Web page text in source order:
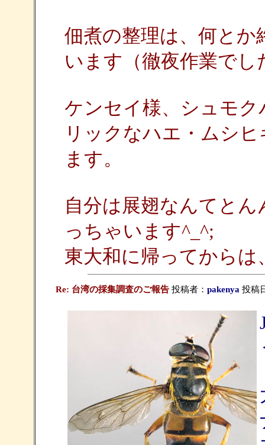
佃煮の整理は、何と
います（徹夜作業でし
ケンセイ様、シュモ
リックなハエ・ムシ
ます。
自分は展翅なんてと
っちゃいます^_^;
東大和に帰ってからは
Re: 台湾の採集調査のご報告投稿者： pakenya 投稿